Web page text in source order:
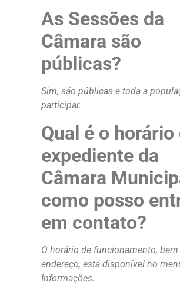
As Sessões da
Câmara são
públicas?
Sim, são públicas e toda a
participar.
Qual é o horário
expediente da
Câmara
como posso
em contato?
O horário de funcionamento,
endereço, está disponível no
Informações.